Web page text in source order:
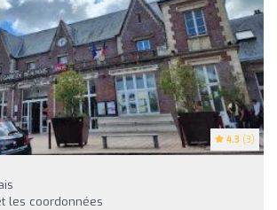
4.3 (3)
les coordonnées